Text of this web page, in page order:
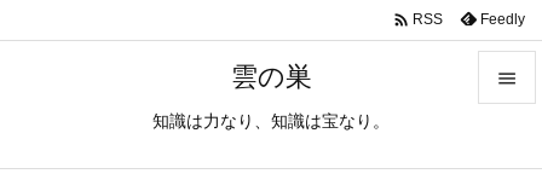
雲の巣
知識は力なり、知識は宝なり。

 RSS Feedly